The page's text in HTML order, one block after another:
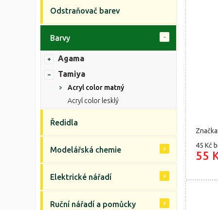
45 Kč
55
Odstraňovač barev
Barvy
Agama
Tamiya
Acryl color matný
Acryl color lesklý
Ředidla
Modelářská chemie
Elektrické nářadí
Ruční nářadí a pomůcky